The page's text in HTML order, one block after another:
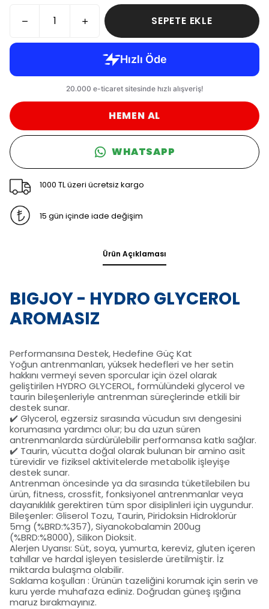
SEPETE EKLE
HEMEN AL
WHATSAPP
1000 TL üzeri ücretsiz kargo
15 gün içinde iade değişim
Ürün Açıklaması
BIGJOY - HYDRO GLYCEROL
AROMASIZ
Performansına Destek, Hedefine Güç Kat
Yoğun antrenmanları, yüksek hedefleri ve her setin
hakkını vermeyi seven sporcular için özel olarak
geliştirilen HYDRO GLYCEROL, formülündeki glycerol ve
taurin bileşenleriyle antrenman süreçlerinde etkili bir
destek sunar.
✔️ Glycerol, egzersiz sırasında vücudun sıvı dengesini
korumasına yardımcı olur; bu da uzun süren
antrenmanlarda sürdürülebilir performansa katkı sağlar.
✔️ Taurin, vücutta doğal olarak bulunan bir amino asit
türevidir ve fiziksel aktivitelerde metabolik işleyişe
destek sunar.
Antrenman öncesinde ya da sırasında tüketilebilen bu
ürün, fitness, crossfit, fonksiyonel antrenmanlar veya
dayanıklılık gerektiren tüm spor disiplinleri için uygundur.
Bileşenler: Gliserol Tozu, Taurin, Piridoksin Hidroklorür
5mg (%BRD:%357), Siyanokobalamin 200ug
(%BRD:%8000), Silikon Dioksit.
Alerjen Uyarısı: Süt, soya, yumurta, kereviz, gluten içeren
tahıllar ve hardal işleyen tesislerde üretilmiştir. İz
miktarda bulaşma olabilir.
Saklama koşulları : Ürünün tazeliğini korumak için serin ve
kuru yerde muhafaza ediniz. Doğrudan güneş ışığına
maruz bırakmayınız.